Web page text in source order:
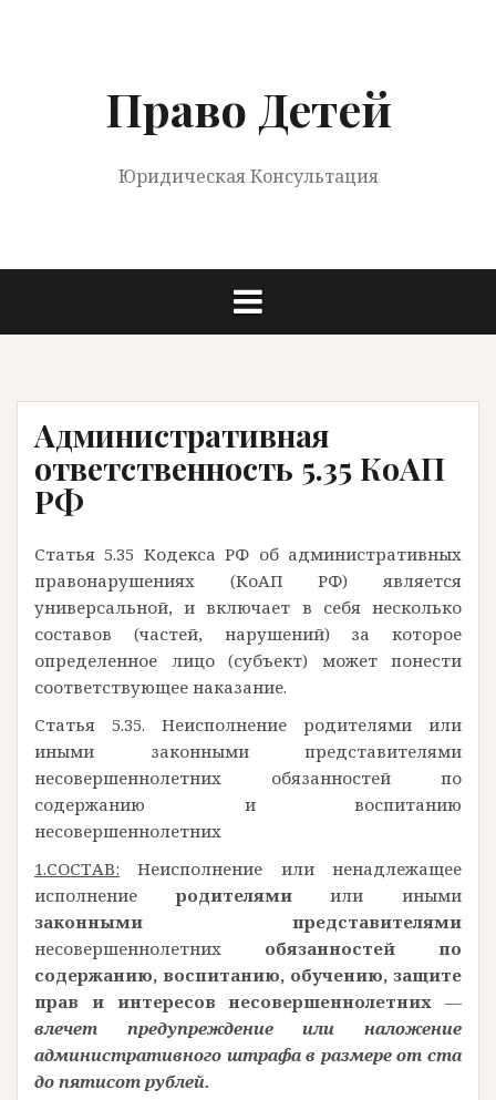
Право Детей
Юридическая Консультация
Административная
ответственность 5.35 КоАП
РФ
Статья 5.35 Кодекса РФ об административных
правонарушениях (КоАП РФ) является
универсальной, и включает в себя несколько
составов (частей, нарушений) за которое
определенное лицо (субъект) может понести
соответствующее наказание.
Статья 5.35. Неисполнение родителями или
иными законными представителями
несовершеннолетних обязанностей по
содержанию и воспитанию
несовершеннолетних
1.СОСТАВ: Неисполнение или ненадлежащее
исполнениеродителямиили иными
законными представителями
несовершеннолетних обязанностей по
содержанию, воспитанию, обучению, защите
прав и интересов несовершеннолетних —
влечет предупреждение или наложение
административного штрафа в размере от ста
до пятисот рублей.